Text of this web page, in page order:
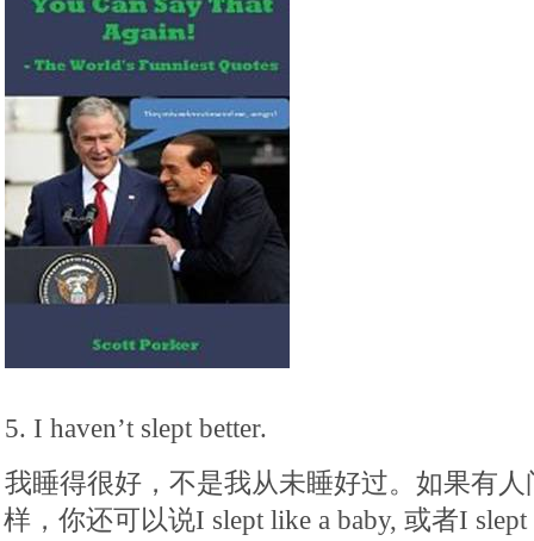
5. I haven’t slept better.
我睡得很好，不是我从未睡好过。如果有
样，你还可以说I slept like a baby, 或者I